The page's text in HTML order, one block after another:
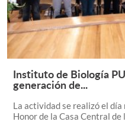
Instituto de Biología
generación de...
La actividad se realizó el día
Honor de la Casa Central de